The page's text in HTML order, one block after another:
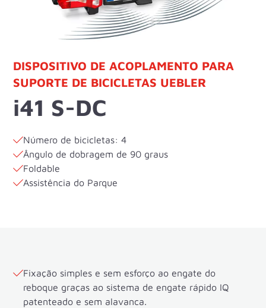
DISPOSITIVO DE ACOPLAMENTO PARA
SUPORTE DE BICICLETAS UEBLER
i41 S-DC
Número de bicicletas: 4
Ângulo de dobragem de 90 graus
Foldable
Assistência do Parque
Fixação simples e sem esforço ao engate do
reboque graças ao sistema de engate rápido IQ
patenteado e sem alavanca.